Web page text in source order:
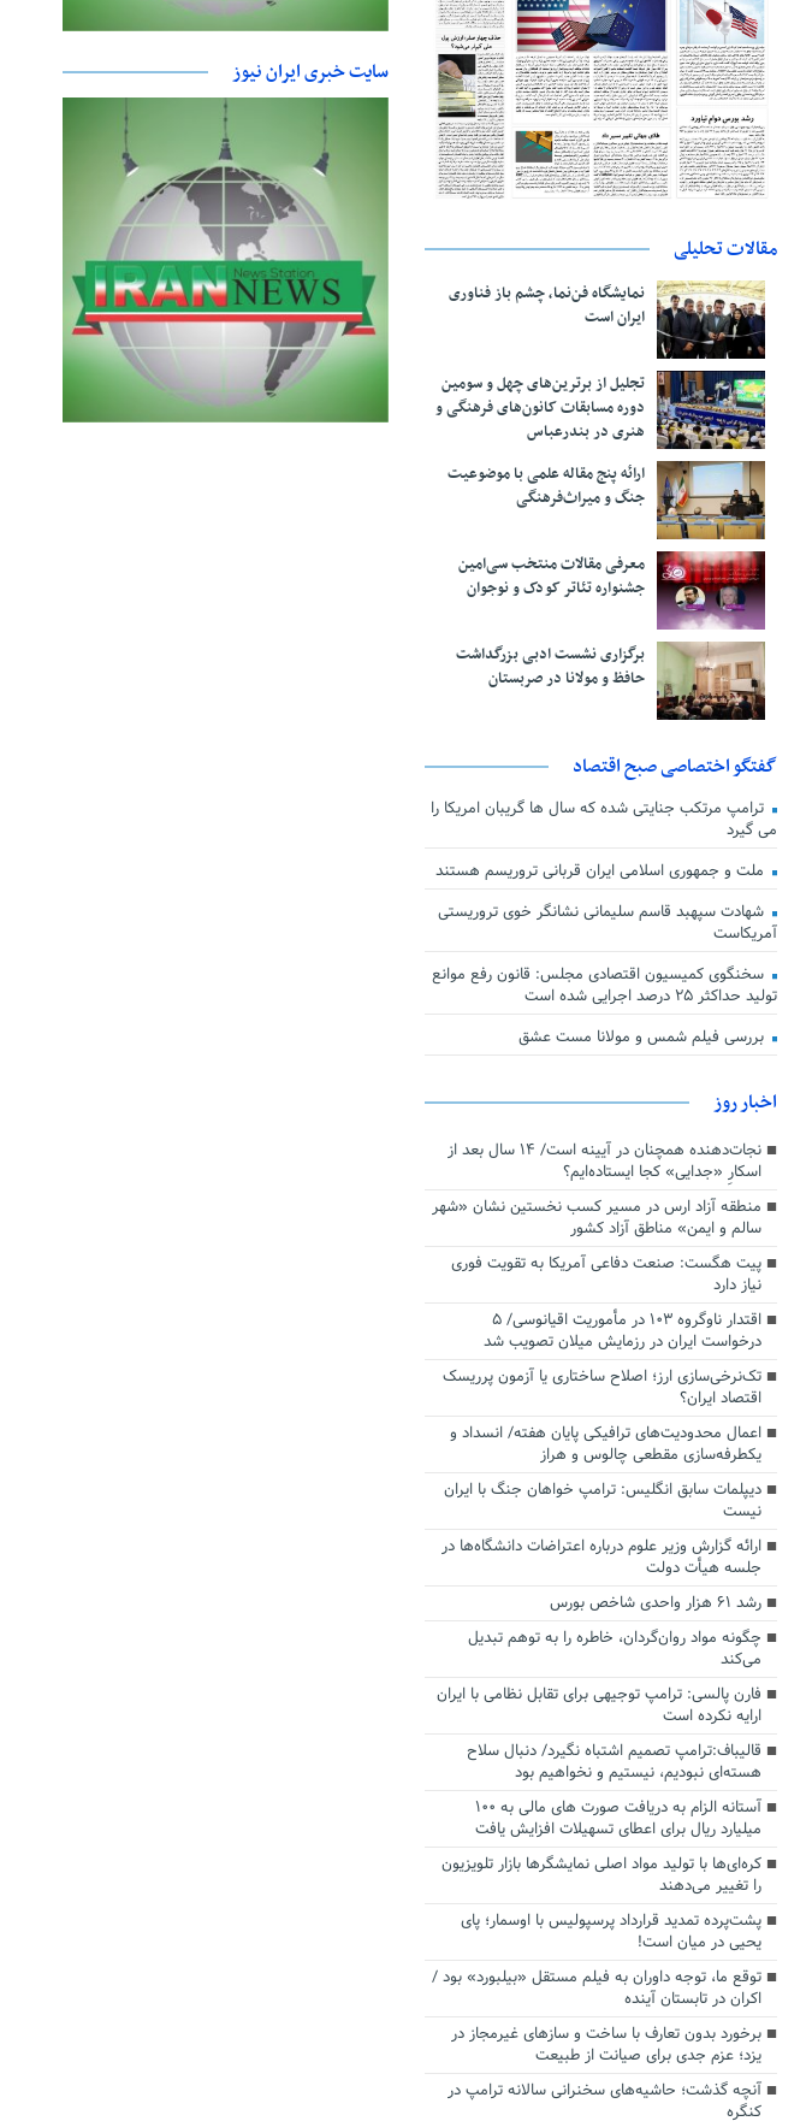
مقالات تحلیلی
نمایشگاه فن‌نما، چشم باز فناوری
ایران است
تجلیل از بر‌ترین‌های چهل و سومین
دوره مسابقات کانون‌های فرهنگی و
هنری در بندرعباس
ارائه پنج مقاله علمی با موضوعیت
جنگ و میراث‌فرهنگی
معرفی مقالات منتخب سی‌امین
جشنواره تئاتر کودک و نوجوان
برگزاری نشست ادبی بزرگداشت
حافظ و مولانا در صربستان
گفتگو اختصاصی صبح اقتصاد
ترامپ مرتکب جنایتی شده که سال ها گریبان امریکا را
می گیرد
ملت و جمهوری اسلامی ایران قربانی تروریسم هستند
شهادت سپهبد قاسم سلیمانی نشانگر خوی تروریستی
آمریکاست
سخنگوی کمیسیون اقتصادی مجلس: قانون رفع موانع
تولید حداکثر ۲۵ درصد اجرایی شده است
بررسی فیلم شمس و مولانا مست عشق
اخبار روز
نجات‌دهنده‌ همچنان در آیینه است/ ۱۴ سال بعد از
اسکارِ «جدایی» کجا ایستاده‌ایم؟
منطقه آزاد ارس در مسیر کسب نخستین نشان «شهر
سالم و ایمن» مناطق آزاد کشور
پیت هگست: صنعت دفاعی آمریکا به تقویت فوری
نیاز دارد
اقتدار ناوگروه ۱۰۳ در مأموریت‌ اقیانوسی/ ۵
درخواست ایران در رزمایش میلان تصویب شد
تک‌نرخی‌سازی ارز؛ اصلاح ساختاری یا آزمون پرریسک
اقتصاد ایران؟
اعمال محدودیت‌های ترافیکی پایان هفته/ انسداد و
یکطرفه‌سازی مقطعی چالوس و هراز
دیپلمات سابق انگلیس:‌ ترامپ خواهان جنگ با ایران
نیست
ارائه گزارش وزیر علوم درباره اعتراضات دانشگاه‌ها در
جلسه هیأت دولت
رشد ۶۱ هزار واحدی شاخص بورس
چگونه مواد روان‌گردان، خاطره را به توهم تبدیل
می‌کند
فارن پالسی: ترامپ توجیهی برای تقابل نظامی با ایران
ارایه نکرده است
قالیباف:ترامپ تصمیم اشتباه نگیرد/ دنبال سلاح
هسته‌ای نبودیم، نیستیم و نخواهیم بود
آستانه الزام به دریافت صورت های مالی به ۱۰۰
میلیارد ریال برای اعطای تسهیلات افزایش یافت
کره‌ای‌ها با تولید مواد اصلی نمایشگرها بازار تلویزیون
را تغییر می‌دهند
پشت‌پرده تمدید قرارداد پرسپولیس با اوسمار؛ پای
یحیی در میان است!
توقع ما، توجه داوران به فیلم مستقل «بیلبورد» بود /
اکران در تابستان آینده
برخورد بدون تعارف با ساخت‌ و سازهای غیرمجاز در
یزد؛ عزم جدی برای صیانت از طبیعت
آنچه گذشت؛ حاشیه‌های سخنرانی سالانه ترامپ در
کنگره
سایت خبری ایران نیوز